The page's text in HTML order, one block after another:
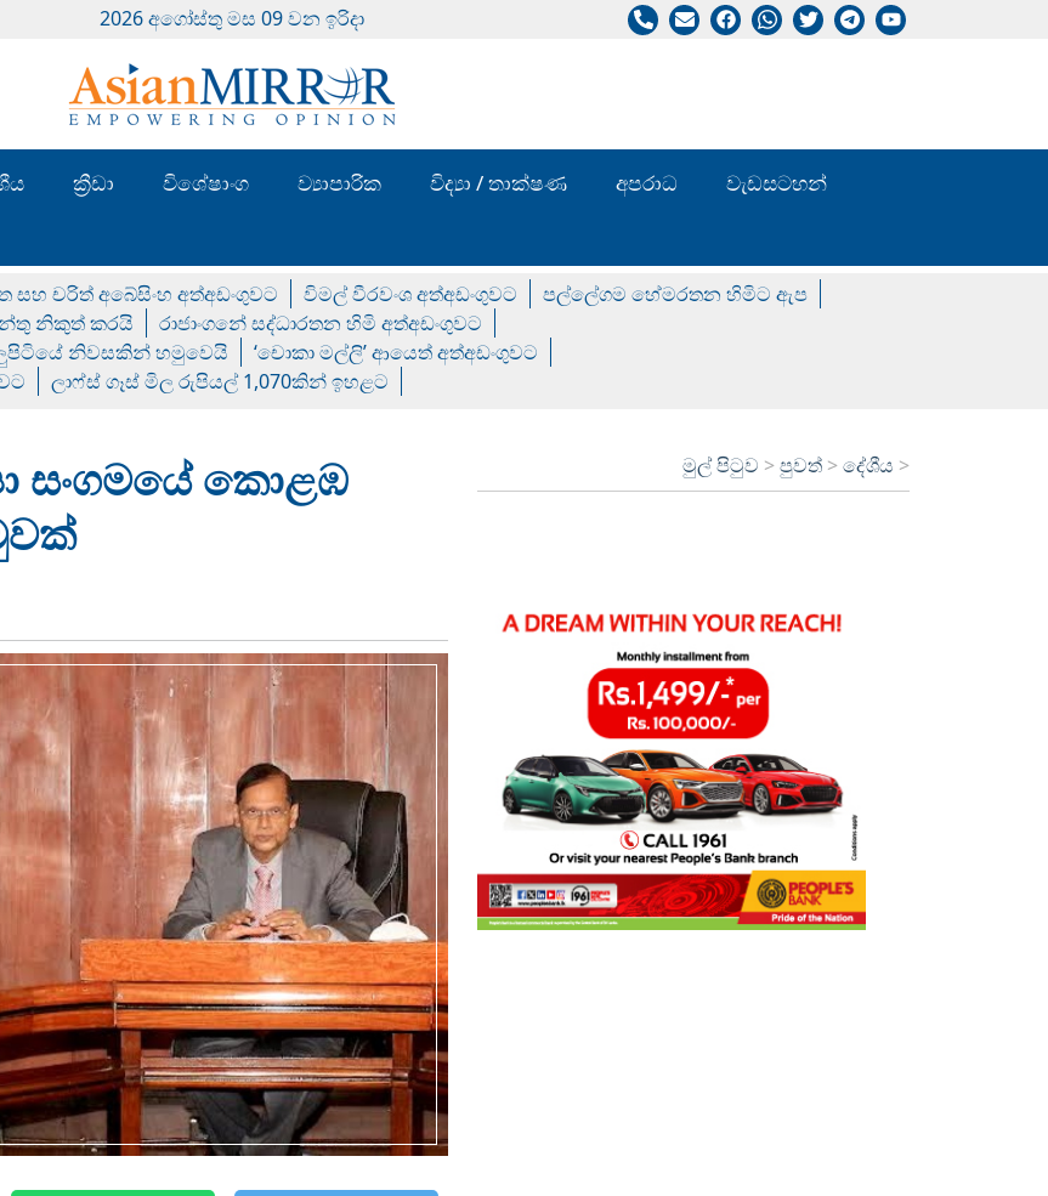
2026 අගෝස්‍තු මස 09 වන ඉරිදා
ක්‍රීඩා විශේෂාංග ව්‍යාපාරික විද්‍යා / තාක්ෂණ අපරාධ
වැඩසටහන්
සහ චරිත් අබේසිංහ අත්අඩංගුවට විමල් වීරවංශ අත්අඩංගුවට
පල්ලේගම හේමරතන හිමිට ඇප
නිකුත් කරයි
රාජාංගනේ සද්ධාරතන හිමි අත්අඩංගුවට
නිවසකින් හමුවෙයි
‘චොකා මල්ලි’ ආයෙත් අත්අඩංගුවට
ලාෆ්ස් ගෑස් මිල රුපියල් 1,070කින් ඉහළට
සංගමයේ කොළඹ
මුල් පිටුව >පුවත් >දේශීය >